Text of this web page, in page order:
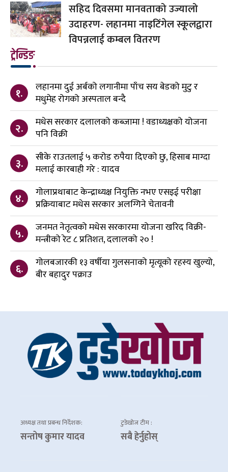
सहिद दिवसमा मानवताको उज्यालो
उदाहरण- लहानमा नाइटिंगेल स्कूलद्वारा
विपन्नलाई कम्बल वितरण
ट्रेन्डिङ
१.
लहानमा दुई अर्बको लगानीमा पाँच सय बेडको मुटु र
मधुमेह रोगको अस्पताल बन्दै
२.
मधेस सरकार दलालको कब्जामा ! वडाध्यक्षको योजना
पनि विक्री
३.
सीके राउतलाई ५ करोड रुपैया दिएको छु, हिसाब माग्दा
मलाई कारबाही गरे : यादव
४.
गोलाप्रथाबाट केन्द्राध्यक्ष नियुक्ति नभए एसइई परीक्षा
प्रक्रियाबाट मधेस सरकार अलग्गिने चेतावनी
५.
जनमत नेतृत्वको मधेस सरकारमा योजना खरिद विक्री-
मन्त्रीको रेट ८ प्रतिशत, दलालको २० !
६.
गोलबजारकी १३ वर्षीया गुलसनाको मृत्यूको रहस्य खुल्यो,
बीर बहादुर पक्राउ
अध्यक्ष तथा प्रबन्ध निर्देशक:
सन्तोष कुमार यादव
टुडेखोज टीम :
सबै हेर्नुहोस्